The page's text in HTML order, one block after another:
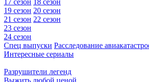
17 сезон 18 сезон
19 сезон 20 сезон
21 сезон 22 сезон
23 сезон
24 сезон
Спец выпуски Расследование
Интересные сериалы
Разрушители легенд
Выжить любой ценой